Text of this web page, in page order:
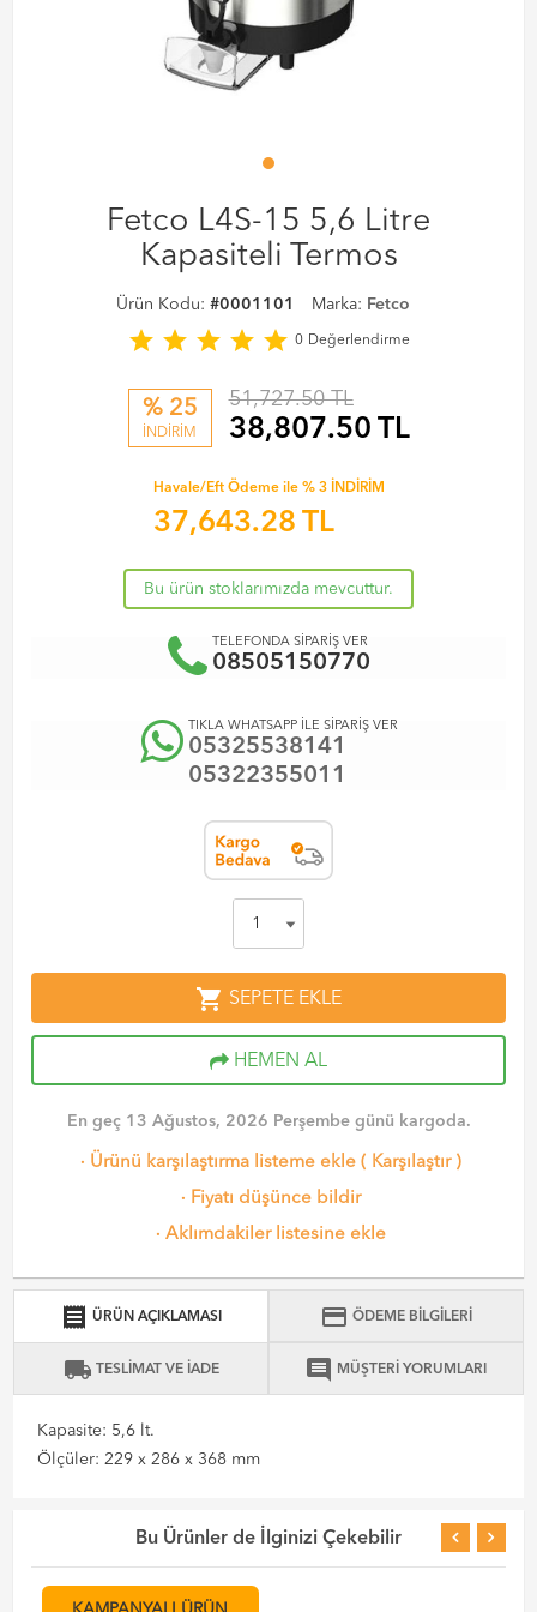
Fetco L4S-15 5,6 Litre
Kapasiteli Termos
Ürün Kodu: #0001101 Marka: Fetco
star star star star star 0 Değerlendirme
% 25
İNDİRİM
51,727.50 TL
38,807.50 TL
Havale/Eft Ödeme ile % 3 İNDİRİM
37,643.28 TL
Bu ürün stoklarımızda mevcuttur.
TELEFONDA SİPARİŞ VER
08505150770
TIKLA WHATSAPP İLE SİPARİŞ VER
05325538141
05322355011
shopping_cart SEPETE EKLE
HEMEN AL
En geç 13 Ağustos, 2026 Perşembe günü kargoda.
· Ürünü karşılaştırma listeme ekle ( Karşılaştır)
· Fiyatı düşünce bildir
· Aklımdakiler listesine ekle
receipt ÜRÜN AÇIKLAMASI credit_card ÖDEME BİLGİLERİ
local_shipping TESLİMAT VE İADE comment MÜŞTERİ YORUMLARI
Kapasite: 5,6 lt.
Ölçüler: 229 x 286 x 368 mm
Bu Ürünler de İlginizi Çekebilir